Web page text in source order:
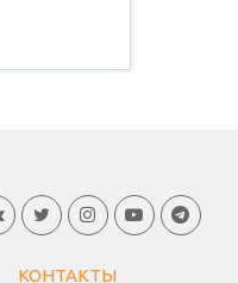
КОНТАКТЫ